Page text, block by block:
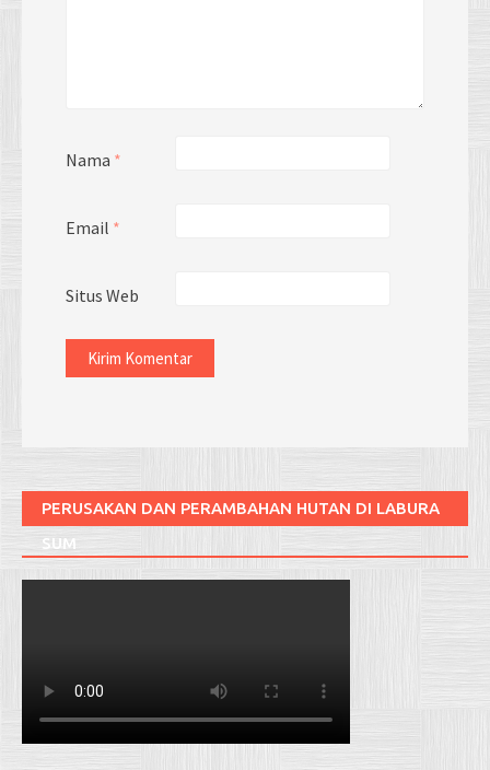
Nama *
Email *
Situs Web
PERUSAKAN DAN PERAMBAHAN HUTAN DI LABURA
SUM